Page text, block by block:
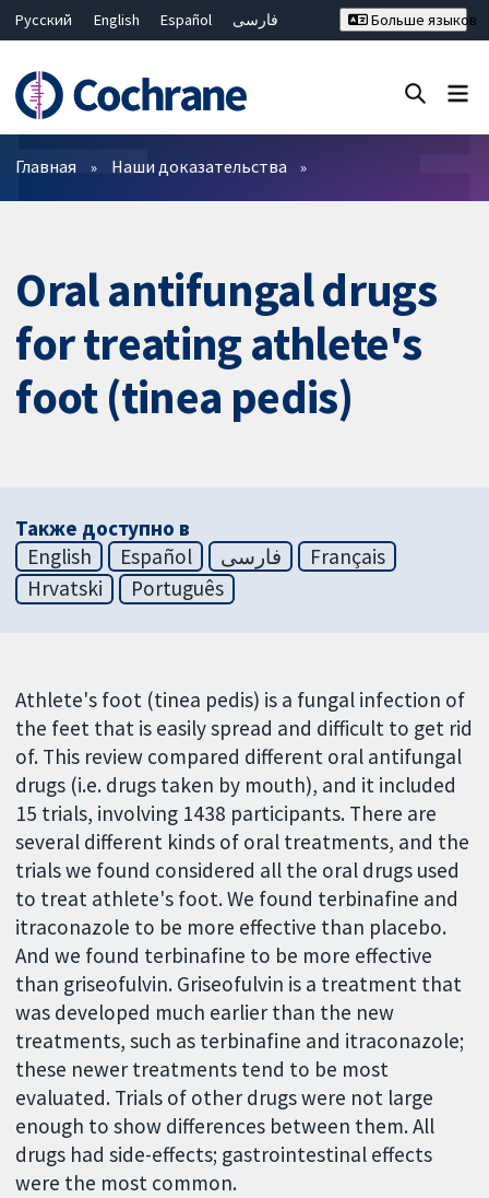
Русский English Español
فارسی
Bahasa Malaysia
ไทย
繁體中文
简体中文
Больше языков
Фильтры
Главная Наши доказательства
Oral antifungal drugs
for treating athlete's
foot (tinea pedis)
Также доступно в
English
Español فارسی
Français
Hrvatski
Português
Athlete's foot (tinea pedis) is a fungal infection of
the feet that is easily spread and difficult to get rid
of. This review compared different oral antifungal
drugs (i.e. drugs taken by mouth), and it included
15 trials, involving 1438 participants. There are
several different kinds of oral treatments, and the
trials we found considered all the oral drugs used
to treat athlete's foot. We found terbinafine and
itraconazole to be more effective than placebo.
And we found terbinafine to be more effective
than griseofulvin. Griseofulvin is a treatment that
was developed much earlier than the new
treatments, such as terbinafine and itraconazole;
these newer treatments tend to be most
evaluated. Trials of other drugs were not large
enough to show differences between them. All
drugs had side-effects; gastrointestinal effects
were the most common.